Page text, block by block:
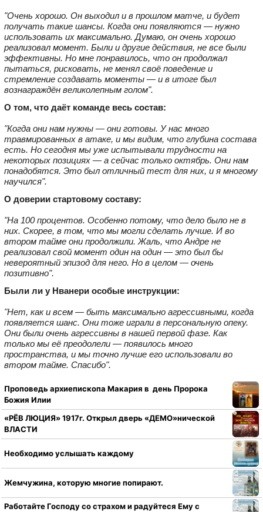
"Очень хорошо. Он выходил и в прошлом матче, и будет
получать такие шансы. Когда они появляются — нужно
использовать их максимально. Думаю, он очень хорошо
реализовал момент. Были и другие действия, не все были
эффективны. Но мне понравилось, что он продолжал
пытаться, рисковать, не менял своё поведение и
стремление создавать моменты — и в итоге был
вознаграждён великолепным голом".
О том, что даёт команде весь состав:
"Когда они нам нужны — они готовы. У нас много
травмированных в атаке, и мы видим, что глубина состава
есть. Но сегодня мы уже испытывали трудности на
некоторых позициях — а сейчас только октябрь. Они нам
понадобятся. Это был отличный тест для них, и я многому
научился".
О доверии стартовому составу:
"На 100 процентов. Особенно потому, что дело было не в
них. Скорее, в том, что мы могли сделать лучше. И во
втором тайме они продолжили. Жаль, что Андре не
реализовал свой момент один на один — это был бы
невероятный эпизод для него. Но в целом — очень
позитивно".
Были ли у Нванери особые инструкции:
"Нет, как и всем — быть максимально агрессивными, когда
появляется шанс. Они тоже играли в персональную опеку.
Они были очень агрессивны в нашей первой фазе. Как
только мы её преодолели — появилось много
пространства, и мы точно лучше его использовали во
втором тайме. Спасибо".
Проповедь архиепископа Макария в день Пророка
Божия Илии
«РЁВ ЛЮЦИЯ» 1917г. Открыл дверь «ДЕМО»нической
ВЛАСТИ
Необходимо услышать каждому
Жемчужина, которую многие попирают.
Работайте Господу со страхом и радуйтеся Ему с